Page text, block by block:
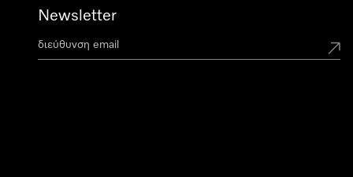
Newsletter